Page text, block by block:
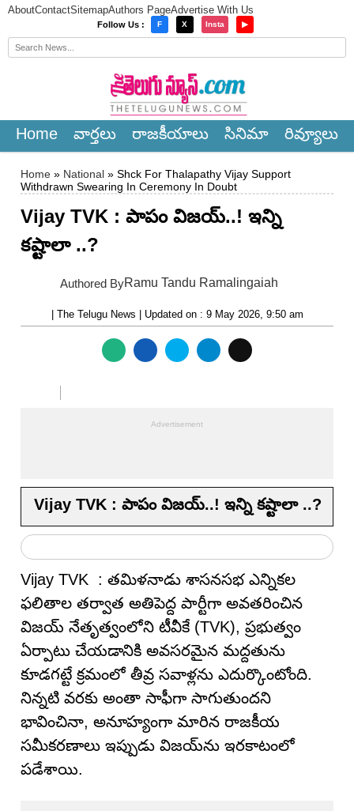
AboutContactSitemapAuthors PageAdvertise With Us
Follow Us : F X Insta ▶
Home వార్త‌లు రాజ‌కీయాలు సినిమా రివ్యూలు
Home » National » Shck For Thalapathy Vijay Support
Withdrawn Swearing In Ceremony In Doubt
Vijay TVK : పాపం విజయ్..! ఇన్ని
క‌ష్టాలా ..?
Authored ByRamu Tandu Ramalingaiah
| The Telugu News | Updated on : 9 May 2026, 9:50 am
Vijay TVK : పాపం విజయ్..! ఇన్ని క‌ష్టాలా ..?
Vijay TVK : తమిళనాడు శాసనసభ ఎన్నికల
ఫలితాల తర్వాత అతిపెద్ద పార్టీగా అవతరించిన
విజయ్ నేతృత్వంలోని టీవీకే (TVK), ప్రభుత్వం
ఏర్పాటు చేయడానికి అవసరమైన మద్దతును
కూడగట్టే క్రమంలో తీవ్ర సవాళ్లను ఎదుర్కొంటోంది.
నిన్నటి వరకు అంతా సాఫీగా సాగుతుందని
భావించినా, అనూహ్యంగా మారిన రాజకీయ
సమీకరణాలు ఇప్పుడు విజయ్‌ను ఇరకాటంలో
పడేశాయి.